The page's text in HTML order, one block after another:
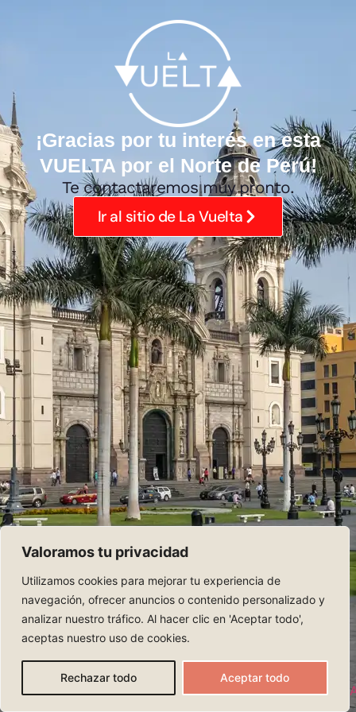
Valoramos tu privacidad
Utilizamos cookies para mejorar tu experiencia de
navegación, ofrecer anuncios o contenido personalizado y
analizar nuestro tráfico. Al hacer clic en 'Aceptar todo',
aceptas nuestro uso de cookies.
Rechazar todo Aceptar todo
¡Gracias por tu interés en esta
VUELTA por el Norte de Perú!
Te contactaremos muy pronto.
Ir al sitio de La Vuelta